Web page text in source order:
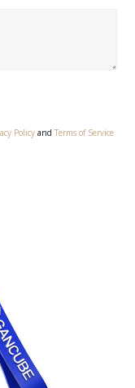
Policy andTerms of Service